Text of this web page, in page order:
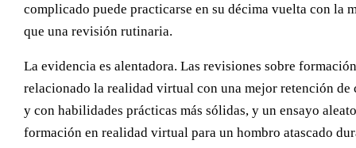
complicado puede practicarse en su décima vuelta con la
que una revisión rutinaria.
La evidencia es alentadora. Las revisiones sobre
relacionado la realidad virtual con una mejor retención de
y con habilidades prácticas más sólidas, y un ensayo
formación en realidad virtual para un hombro atascado